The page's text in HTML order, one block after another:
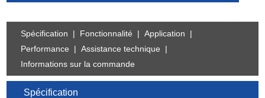
Spécification | Fonctionnalité | Application
|
Performance
| Assistance technique
|
Informations sur la commande
Spécification